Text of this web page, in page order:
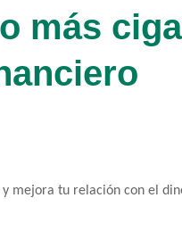
más
mejora tu relación con el